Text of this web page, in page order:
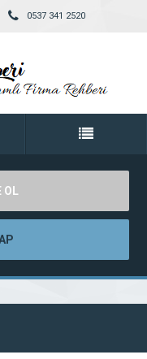
0537 341 2520
OL